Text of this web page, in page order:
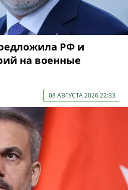
РФ и
на военные
08 АВГУСТА 2026 22:33